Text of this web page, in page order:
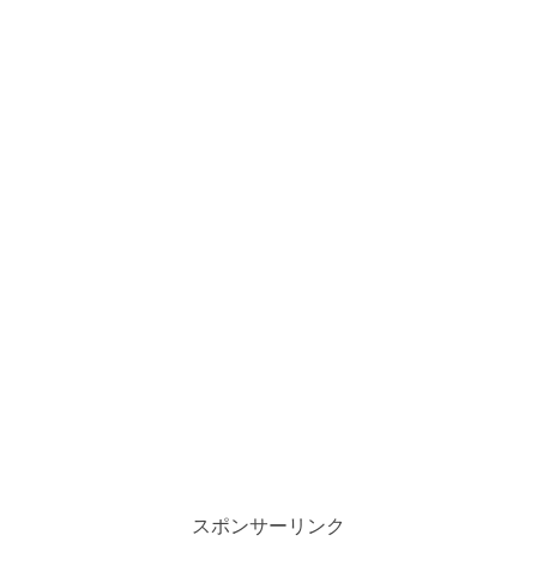
スポンサーリンク